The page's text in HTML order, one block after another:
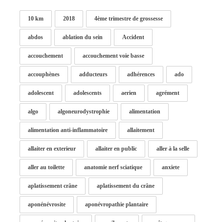
10 km 2018 4ème trimestre de grossesse
abdos ablation du sein Accident
accouchement accouchement voie basse
accouphènes adducteurs adhérences ado
adolescent adolescents aerien agrément
algo algoneurodystrophie alimentation
alimentation anti-inflammatoire allaitement
allaiter en exterieur allaiter en public aller à la selle
aller au toilette anatomie nerf sciatique anxiete
aplatissement crâne aplatissement du crâne
aponénévrosite aponévropathie plantaire